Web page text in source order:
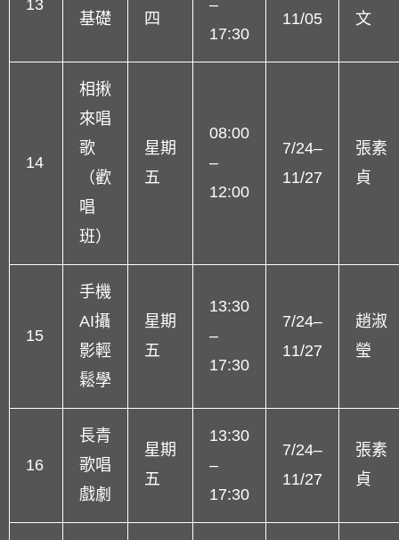
13
基礎
四
–
17:30
11/05 文
14
相揪
來唱
歌
（歡
唱
班）
星期
五
08:00
–
12:00
7/24–
11/27
張素
貞
15
手機
AI攝
影輕
鬆學
星期
五
13:30
–
17:30
7/24–
11/27
趙淑
瑩
16
長青
歌唱
戲劇
星期
五
13:30
–
17:30
7/24–
11/27
張素
貞